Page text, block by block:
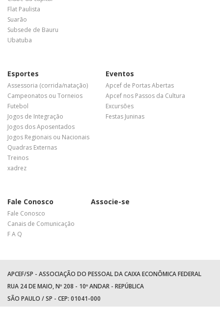
Flat Paulista
Suarão
Subsede de Bauru
Ubatuba
Esportes
Assessoria (corrida/natação)
Campeonatos ou Torneios
Futebol
Jogos de Integração
Jogos dos Aposentados
Jogos Regionais ou Nacionais
Quadras Externas
Treinos
xadrez
Eventos
Apcef de Portas Abertas
Apcef nos Passos da Cultura
Excursões
Festas Juninas
Fale Conosco
Fale Conosco
Canais de Comunicação
F A Q
Associe-se
APCEF/SP - ASSOCIAÇÃO DO PESSOAL DA CAIXA ECONÔMICA FEDERAL
RUA 24 DE MAIO, Nº 208 - 10º ANDAR - REPÚBLICA
SÃO PAULO / SP - CEP: 01041-000